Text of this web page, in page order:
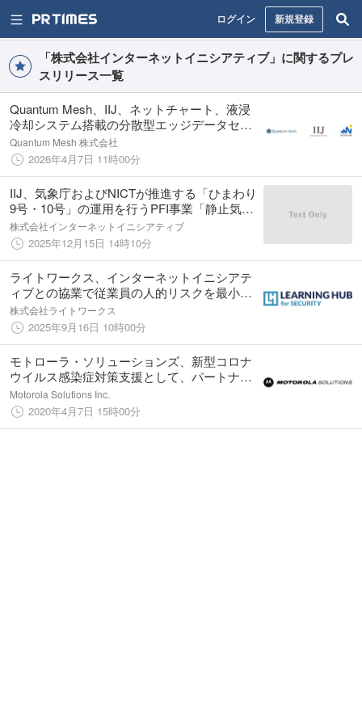
ログイン 新規登録
「株式会社インターネットイニシアティブ」に関するプレ
スリリース一覧
Quantum Mesh、IIJ、ネットチャート、液浸
冷却システム搭載の分散型エッジデータセン
ターの取扱いを開始
Quantum Mesh 株式会社
2026年4月7日 11時00分
IIJ、気象庁およびNICTが推進する「ひまわり
9号・10号」の運用を行うPFI事業「静止気象
衛星ひまわりの運用等事業」に参画
株式会社インターネットイニシアティブ
2025年12月15日 14時10分
ライトワークス、インターネットイニシアテ
ィブとの協業で従業員の人的リスクを最小化
する「ラーニングハブ for セキュリティ」を
提供開始
株式会社ライトワークス
2025年9月16日 10時00分
モトローラ・ソリューションズ、新型コロナ
ウイルス感染症対策支援として、パートナー
と連携しWAVE™ブロードバンド無線システ
ムを6月30日まで無料提供
Motorola Solutions Inc.
2020年4月7日 15時00分